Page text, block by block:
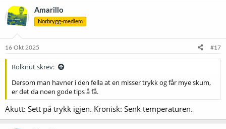
En nyttig innføring fra Ølbrygging.no
Hvordan gjære under trykk
www.olbrygging.no
Det er flere informative videoer om gjæring under trykk på youtube.
Legger ved et par her.
Amarillo
Norbrygg-medlem
16 Okt 2025 #17
Rolknut skrev:
Dersom man havner i den fella at en misser trykk og får mye skum,
er det da noen gode tips å få.
Akutt: Sett på trykk igjen. Kronisk: Senk temperaturen.